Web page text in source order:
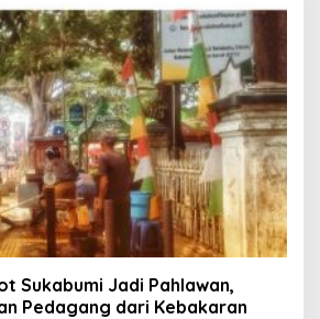
Sukabumi Jadi Pahlawan,
Pedagang dari Kebakaran